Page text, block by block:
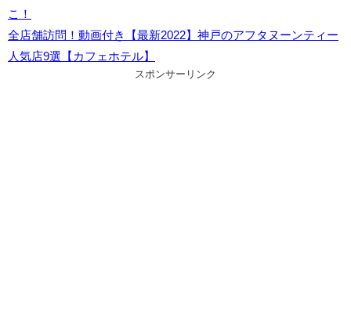
こ！
全店舗訪問！動画付き【最新2022】神戸のアフタヌーンティー
人気店9選【カフェホテル】
スポンサーリンク